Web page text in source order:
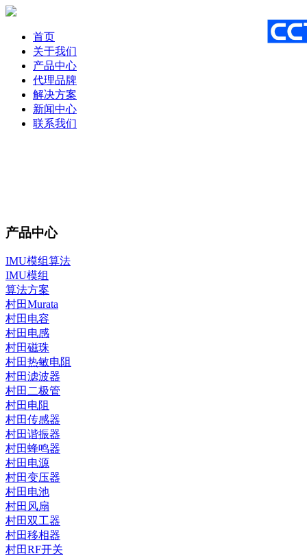
首页
关于我们
产品中心
代理品牌
解决方案
新闻中心
联系我们
产品中心
IMU模组算法
IMU模组
算法方案
村田Murata
村田电容
村田电感
村田磁珠
村田热敏电阻
村田滤波器
村田二极管
村田电阻
村田传感器
村田谐振器
村田蜂鸣器
村田电源
村田变压器
村田电池
村田风扇
村田双工器
村田移相器
村田RF开关